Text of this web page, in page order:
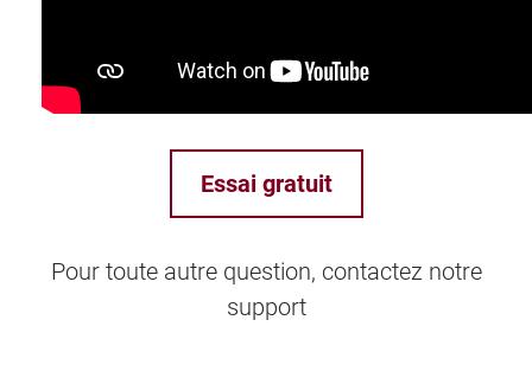
Essai gratuit
Pour toute autre question, contactez notre
support